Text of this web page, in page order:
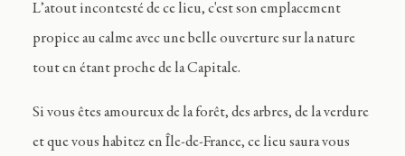
L’atout incontesté de ce lieu, c'est son emplacement
propice au calme avec une belle ouverture sur la nature
tout en étant proche de la Capitale.
Si vous êtes amoureux de la forêt, des arbres, de la verdure
et que vous habitez en Île-de-France, ce lieu saura vous